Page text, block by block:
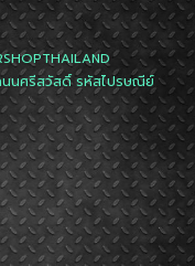
นศรีสวัสดิ์ รหัสไปรษณีย์